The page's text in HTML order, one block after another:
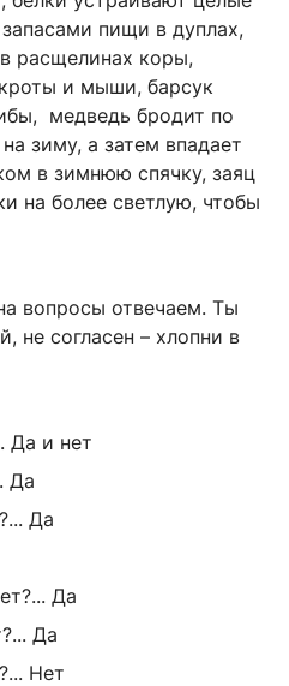
пищи в дуплах,
расщелинах коры,
и мыши, барсук
медведь бродит по
зиму, а затем впадает
в зимнюю спячку, заяц
на более светлую, чтобы
вопросы отвечаем. Ты
не согласен – хлопни в
Да и нет
Да
Да
Да
Да
Нет